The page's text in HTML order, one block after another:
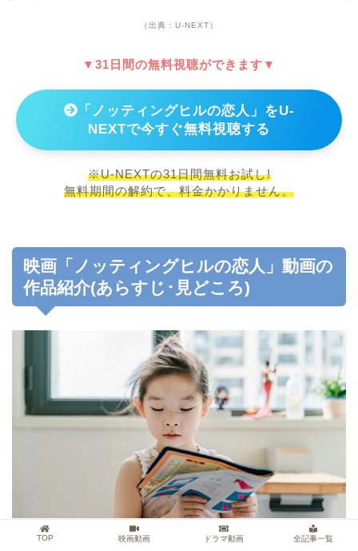
（出典：U-NEXT）
▼31日間の無料視聴ができます▼
「ノッティングヒルの恋人」をU-
NEXTで今すぐ無料視聴する
※U-NEXTの31日間無料お試し!
無料期間の解約で、料金かかりません。
映画「ノッティングヒルの恋人」動画の
作品紹介(あらすじ･見どころ)
TOP 映画動画 ドラマ動画 全記事一覧